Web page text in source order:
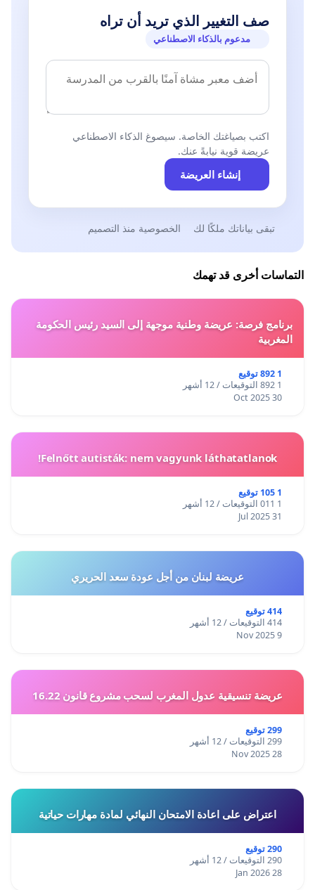
صف التغيير الذي تريد أن تراه
مدعوم بالذكاء الاصطناعي
اكتب بصياغتك الخاصة. سيصوغ الذكاء الاصطناعي
عريضة قوية نيابةً عنك.
إنشاء العريضة
تبقى بياناتك ملكًا لك الخصوصية منذ التصميم
التماسات أخرى قد تهمك
برنامج فرصة: عريضة وطنية موجهة إلى السيد رئيس الحكومة
المغربية
1 892 توقيع
1 892 التوقيعات / 12 أشهر
30 Oct 2025
Felnőtt autisták: nem vagyunk láthatatlanok!
1 105 توقيع
1 011 التوقيعات / 12 أشهر
31 Jul 2025
عريضة لبنان من أجل عودة سعد الحريري
414 توقيع
414 التوقيعات / 12 أشهر
9 Nov 2025
عريضة تنسيقية عدول المغرب لسحب مشروع قانون 16.22
299 توقيع
299 التوقيعات / 12 أشهر
28 Nov 2025
اعتراض على اعادة الامتحان النهائي لمادة مهارات حياتية
290 توقيع
290 التوقيعات / 12 أشهر
28 Jan 2026